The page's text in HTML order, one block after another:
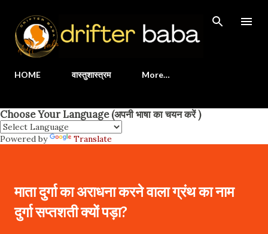
HOME वास्तुशास्त्रम More…
Choose Your Language (अपनी भाषा का चयन करें )
Powered by Translate
माता दुर्गा का अराधना करने वाला ग्रंथ का नाम
दुर्गा सप्तशती क्यों पड़ा?